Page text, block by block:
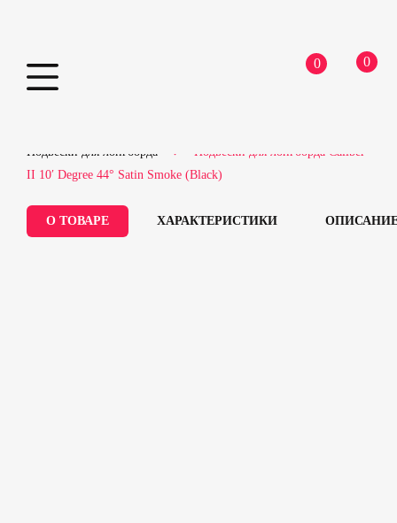
content
0 0
Подвески для лонгборда
Подвески для лонгборда Caliber
II 10′ Degree 44° Satin Smoke (Black)
О ТОВАРЕ ХАРАКТЕРИСТИКИ